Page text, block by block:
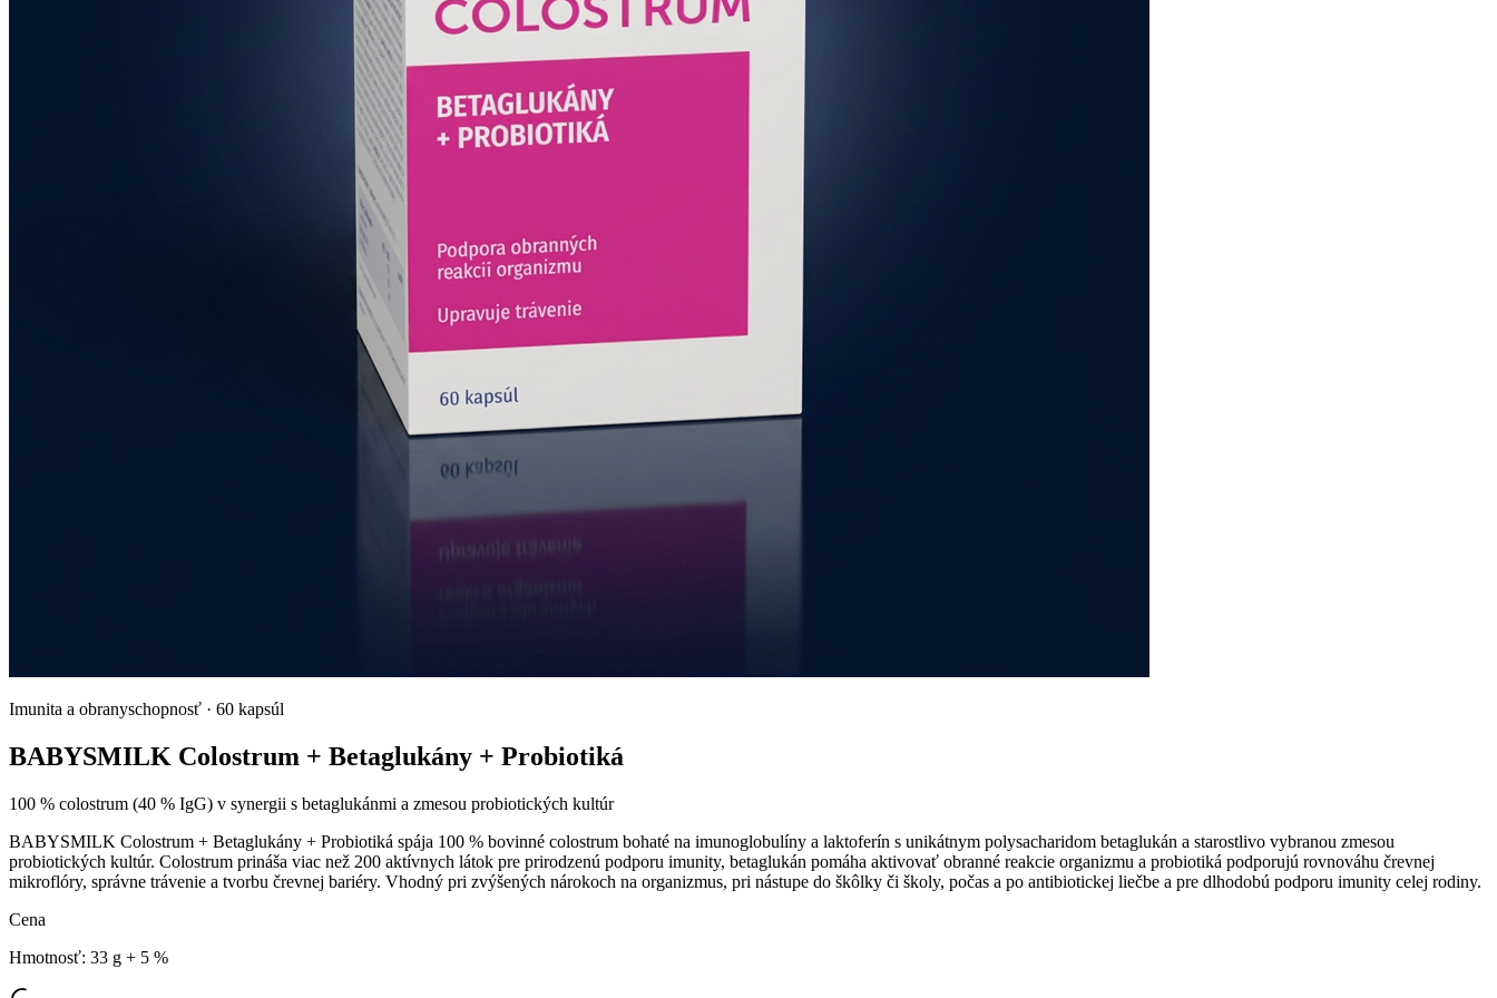
Imunita a obranyschopnosť · 60 kapsúl
BABYSMILK Colostrum + Betaglukány + Probiotiká
100 % colostrum (40 % IgG) v synergii s betaglukánmi a zmesou probiotických kultúr
BABYSMILK Colostrum + Betaglukány + Probiotiká spája 100 % bovinné colostrum bohaté na imunoglobulíny a laktoferín s unikátnym polysacharidom betaglukán a starostlivo vybranou zmesou
probiotických kultúr. Colostrum prináša viac než 200 aktívnych látok pre prirodzenú podporu imunity, betaglukán pomáha aktivovať obranné reakcie organizmu a probiotiká podporujú rovnováhu črevnej
mikroflóry, správne trávenie a tvorbu črevnej bariéry. Vhodný pri zvýšených nárokoch na organizmus, pri nástupe do škôlky či školy, počas a po antibiotickej liečbe a pre dlhodobú podporu imunity celej rodiny.
Cena
Hmotnosť: 33 g + 5 %